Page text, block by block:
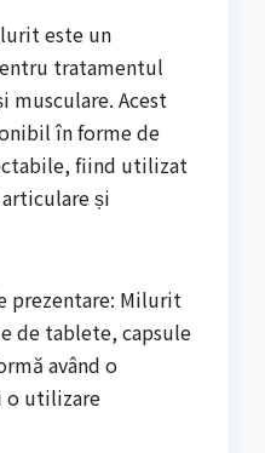
este un
tratamentul
musculare. Acest
în forme de
fiind utilizat
și
prezentare: Milurit
de tablete, capsule
având o
o utilizare